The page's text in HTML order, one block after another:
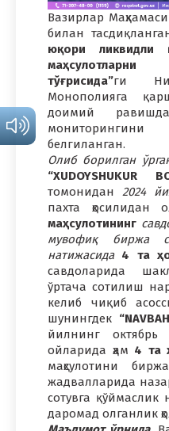
Вазирлар
билан
юқори ликвидли
тўғрисида”ги
Монополияга
доимий
белгиланган.
Олиб борилган
“XUDOYSHUKUR
томонидан 2024
пахта ҳосилидан
маҳсулотининг
мувофиқ биржа
натижасида4 та
савдоларида
ўртача сотилиш
келиб чиқиб
шунингдек
йилнинг
ойларида ҳам 4 та
маҳсулотини
жадвалларида
сотувга қўймаслик
даромад олганлик